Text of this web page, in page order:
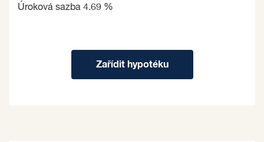
Úroková sazba 4.69 %
Zařídit hypotéku